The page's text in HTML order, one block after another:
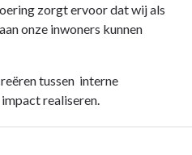
zorgt ervoor dat wij als
onze inwoners kunnen
tussen interne
realiseren.